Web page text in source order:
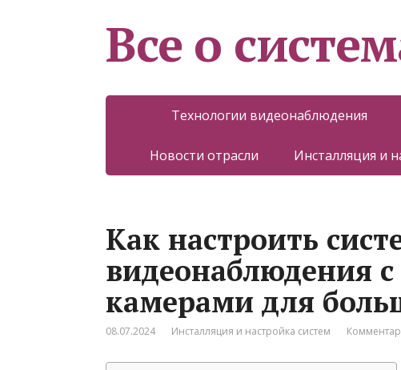
Все о
Технологии видеонаблюдения
Новости отрасли Инсталляция и
Как настроить
видеонаблюдения
камерами для
08.07.2024 Инсталляция и настройка систем